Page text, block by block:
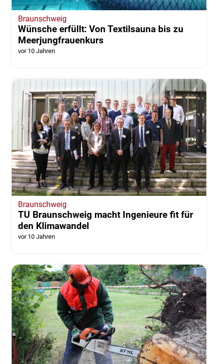
Braunschweig
Wünsche erfüllt: Von Textilsauna bis zu
Meerjungfrauenkurs
vor 10 Jahren
Braunschweig
TU Braunschweig macht Ingenieure fit für
den Klimawandel
vor 10 Jahren